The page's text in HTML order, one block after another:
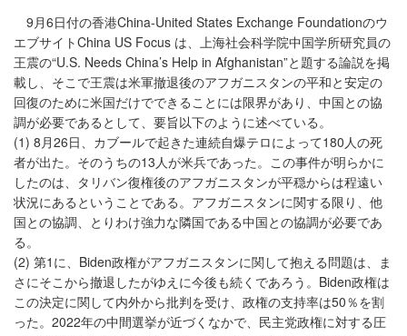
9月6日付の香港China-United States Exchange Foundationのウ
エブサイトChina US Focus は、上海社会科学院中国学所研究員の
王震の“U.S. Needs China’s Help in Afghanistan”と題する論説を掲
載し、そこで王震は米軍撤退後のアフガニスタンの平和と安定の
回復のために米国だけでできることには限界があり、中国との協
調が必要であるとして、要旨以下のように述べている。
(1) 8月26日、カブールで起きた連続自爆テロによって180人の死
者が出た。そのうちの13人が米兵であった。この事件が明らかに
したのは、タリバン復権後のアフガニスタンが平穏からは程遠い
状況にあるということである。アフガニスタンに関する限り、他
国との協調、とりわけ強力な隣国である中国との協調が必要であ
る。
(2) 第1に、Biden政権がアフガニスタンに関して抱える問題は、ま
さにそこから撤退したがゆえに今後も続くであろう。Biden政権は
この決定に関して内外から批判を受け、政権の支持率は50％を割
った。2022年の中間選挙が近づくなかで、民主党政権に対する圧